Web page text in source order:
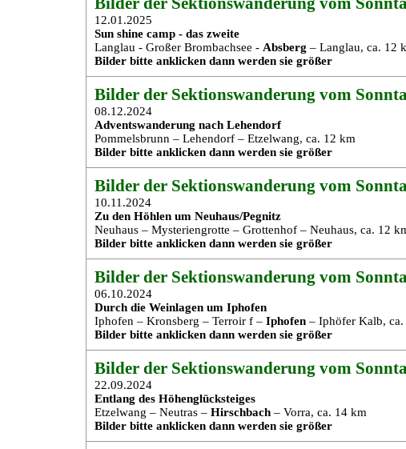
12.01.2025
Sun shine camp - das zweite
Langlau - Großer Brombachsee - Absberg – Langlau, ca. 12
Bilder bitte anklicken dann werden sie größer
Bilder der Sektionswanderung vom
08.12.2024
Adventswanderung nach Lehendorf
Pommelsbrunn – Lehendorf – Etzelwang, ca. 12 km
Bilder bitte anklicken dann werden sie größer
Bilder der Sektionswanderung vom
10.11.2024
Zu den Höhlen um Neuhaus/Pegnitz
Neuhaus – Mysteriengrotte – Grottenhof – Neuhaus, ca. 12
Bilder bitte anklicken dann werden sie größer
Bilder der Sektionswanderung vom
06.10.2024
Durch die Weinlagen um Iphofen
Iphofen – Kronsberg – Terroir f – Iphofen – Iphöfer Kalb, ca.
Bilder bitte anklicken dann werden sie größer
Bilder der Sektionswanderung vom
22.09.2024
Entlang des Höhenglücksteiges
Etzelwang – Neutras – Hirschbach – Vorra, ca. 14 km
Bilder bitte anklicken dann werden sie größer